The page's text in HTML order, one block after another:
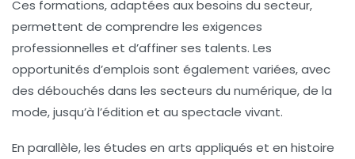
Ces formations, adaptées aux besoins du secteur,
permettent de comprendre les exigences
professionnelles et d’affiner ses talents. Les
opportunités d’emplois sont également variées, avec
des débouchés dans les secteurs du numérique, de la
mode, jusqu’à l’édition et au spectacle vivant.
En parallèle, les études en arts appliqués et en histoire